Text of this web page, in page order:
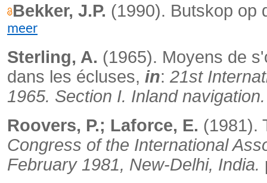
Bekker, J.P. (1990). Butskop op
meer
Sterling, A. (1965). Moyens de
dans les écluses, in: 21st
1965. Section I. Inland
Roovers, P.; Laforce, E. (1981).
Congress of the International
February 1981, New-Delhi, India.